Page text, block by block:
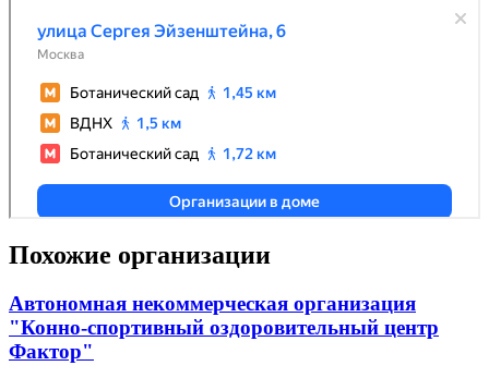
Похожие организации
Автономная некоммерческая организация
"Конно-спортивный оздоровительный центр
Фактор"